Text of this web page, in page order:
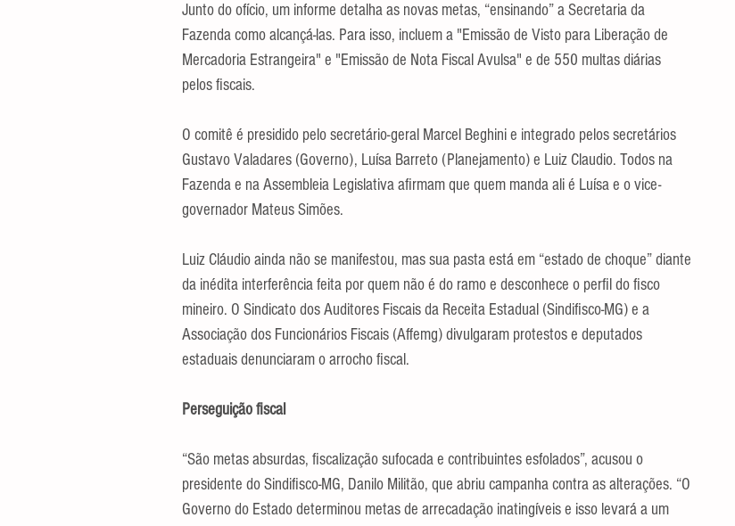
Junto do ofício, um informe detalha as novas metas, “ensinando” a Secretaria da
Fazenda como alcançá-las. Para isso, incluem a "Emissão de Visto para Liberação de
Mercadoria Estrangeira" e "Emissão de Nota Fiscal Avulsa" e de 550 multas diárias
pelos fiscais.
O comitê é presidido pelo secretário-geral Marcel Beghini e integrado pelos secretários
Gustavo Valadares (Governo), Luísa Barreto (Planejamento) e Luiz Claudio. Todos na
Fazenda e na Assembleia Legislativa afirmam que quem manda ali é Luísa e o vice-
governador Mateus Simões.
Luiz Cláudio ainda não se manifestou, mas sua pasta está em “estado de choque” diante
da inédita interferência feita por quem não é do ramo e desconhece o perfil do fisco
mineiro. O Sindicato dos Auditores Fiscais da Receita Estadual (Sindifisco-MG) e a
Associação dos Funcionários Fiscais (Affemg) divulgaram protestos e deputados
estaduais denunciaram o arrocho fiscal.
Perseguição fiscal
“São metas absurdas, fiscalização sufocada e contribuintes esfolados”, acusou o
presidente do Sindifisco-MG, Danilo Militão, que abriu campanha contra as alterações. “O
Governo do Estado determinou metas de arrecadação inatingíveis e isso levará a um